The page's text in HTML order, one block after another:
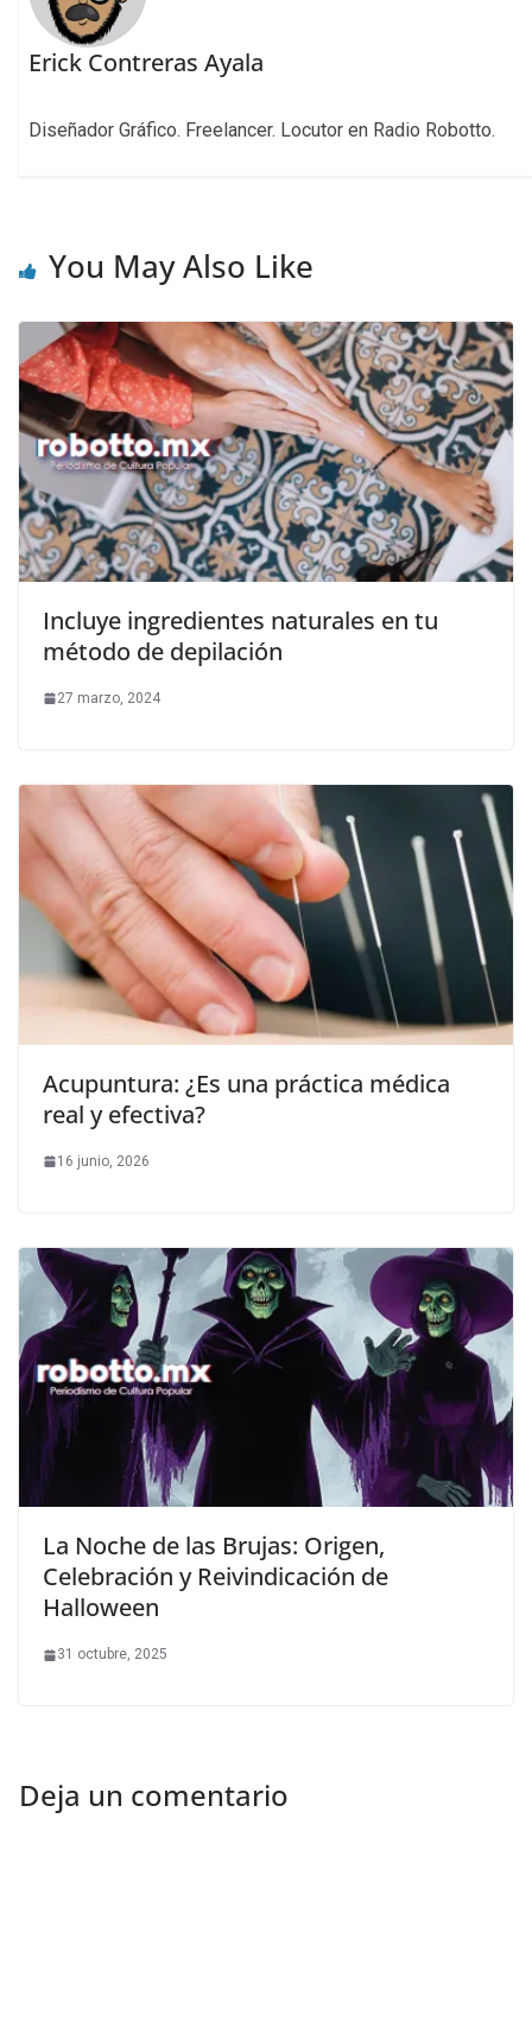
Erick Contreras Ayala
Diseñador Gráfico. Freelancer. Locutor en Radio Robotto.
You May Also Like
Incluye ingredientes naturales en tu
método de depilación
27 marzo, 2024
Acupuntura: ¿Es una práctica médica
real y efectiva?
16 junio, 2026
La Noche de las Brujas: Origen,
Celebración y Reivindicación de
Halloween
31 octubre, 2025
Deja un comentario